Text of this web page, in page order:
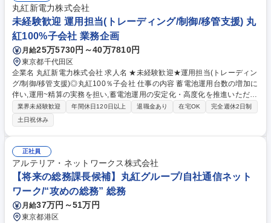
ギャラリーの学芸員/西洋絵画の魅力を調査・研究
丸紅新電力株式会社
未経験歓迎 運用担当(トレーディング/制御/移管支援) 丸
紅100%子会社 業務企画
月給25万5730円～40万7810円
東京都千代田区
企業名 丸紅新電力株式会社 求人名 ★未経験歓迎★運用担当(トレーディン
グ/制御/移管支援)◎丸紅100％子会社 仕事の内容 蓄電池運用台数の増加に
伴い,運用~精算の実務を担い,蓄電池運用の安定化・高度化を推進いただく
方を募集します！ 将来的には,他部署への運用業務移管も見据え,体制整備
や引継ぎ支援を担っていただきます。 ■電力市場(需給調整市場/SPOT市場
等)への入札判断および執行 ■充放電最適化・蓄電池のリアルタイム制御指
令・監視 ■送配電事業者との精算処理・運用実績の分析・報告 ■運用改善
の検討・実行 ■将来的な他部署への運用業務移管の計画整備・引継ぎ支援
募集職種 ★未経験歓迎★運用担当(トレーディング/制御/移管支援)◎丸紅1
00％子会社
業界未経験歓迎 年間休日120日以上 退職金あり 在宅OK
完全週休2日制
土日祝休み
正社員
アルテリア・ネットワークス株式会社
【将来の総務課長候補】丸紅グループ/自社通信ネット
ワーク/“攻めの総務” 総務
月給37万円～51万円
東京都港区